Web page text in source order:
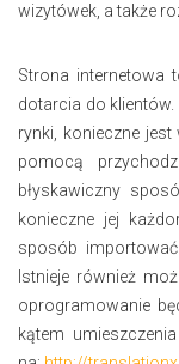
wizytówek, a także
Strona internetowa
dotarcia do
rynki, konieczne jest
pomocą
błyskawiczny
konieczne jej
sposób
Istnieje również
oprogramowanie
kątem